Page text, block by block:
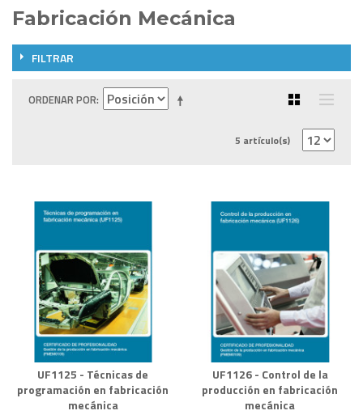
Fabricación Mecánica
FILTRAR
ORDENAR POR
5 artículo(s)
UF1125 - Técnicas de
programación en fabricación
mecánica
UF1126 - Control de la
producción en fabricación
mecánica